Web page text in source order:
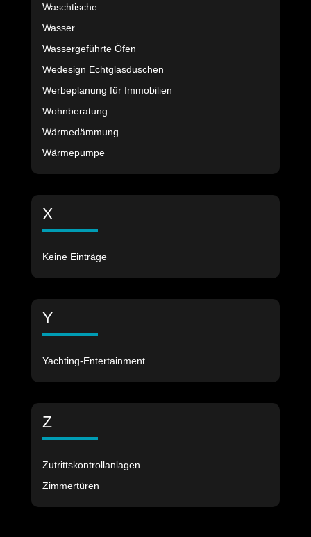
Waschtische
Wasser
Wassergeführte Öfen
Wedesign Echtglasduschen
Werbeplanung für Immobilien
Wohnberatung
Wärmedämmung
Wärmepumpe
X
Keine Einträge
Y
Yachting-Entertainment
Z
Zutrittskontrollanlagen
Zimmertüren